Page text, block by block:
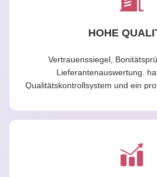
HOHE
Vertrauenssiegel,
Lieferantenauswertung.
Qualitätskontrollsystem und ein